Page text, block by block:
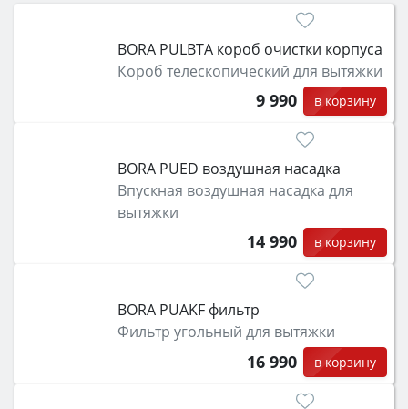
затем смотрите на объём 50–70 л для семьи,
функции (конвекция, гриль, самоочистка,
защита от детей).
BORA PULBTA короб очистки корпуса
Короб телескопический для вытяжки
9 990 в корзину
BORA PUED воздушная насадка
Впускная воздушная насадка для
вытяжки
14 990 в корзину
BORA PUAKF фильтр
Фильтр угольный для вытяжки
16 990 в корзину